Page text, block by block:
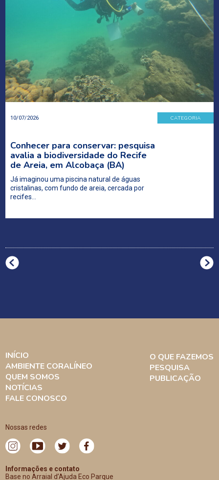
10/07/2026 CATEGORIA
Conhecer para conservar: pesquisa
avalia a biodiversidade do Recife
de Areia, em Alcobaça (BA)
Já imaginou uma piscina natural de águas
cristalinas, com fundo de areia, cercada por
recifes…
INÍCIO
AMBIENTE CORALÍNEO
QUEM SOMOS
NOTÍCIAS
O QUE FAZEMOS
PESQUISA
PUBLICAÇÃO
FALE CONOSCO
Nossas redes
Informações e contato
Base no Arraial d’Ajuda Eco Parque